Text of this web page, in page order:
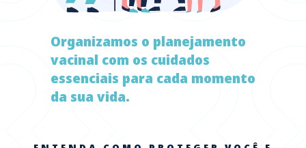
Organizamos o planejamento
vacinal com os cuidados
essenciais para cada momento
da sua vida.